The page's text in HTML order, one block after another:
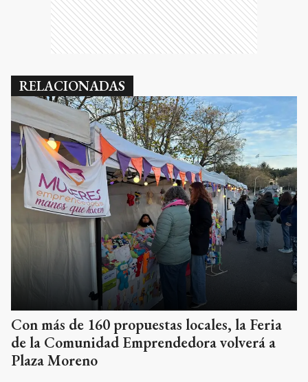
RELACIONADAS
Con más de 160 propuestas locales, la Feria
de la Comunidad Emprendedora volverá a
Plaza Moreno